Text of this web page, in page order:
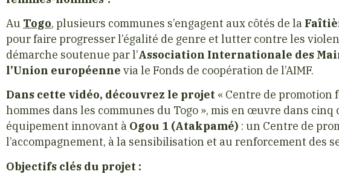
Au Togo, plusieurs communes s’engagent aux côtés de la
pour faire progresser l’égalité de genre et lutter contre les
démarche soutenue par l’Association Internationale des
l’Union européenne via le Fonds de coopération de l’AIMF.
Dans cette vidéo, découvrez le projet « Centre de promotion
hommes dans les communes du Togo », mis en œuvre dans cinq
équipement innovant à Ogou 1 (Atakpamé) : un Centre de
l’accompagnement, à la sensibilisation et au renforcement des
Objectifs clés du projet :